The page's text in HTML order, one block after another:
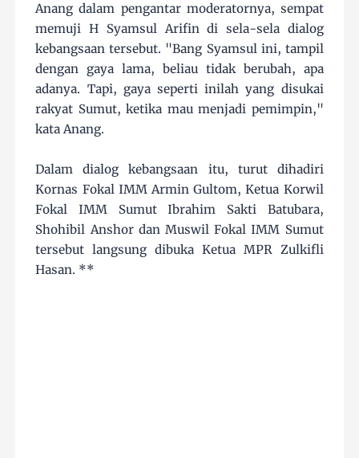
Anang dalam pengantar moderatornya, sempat
memuji H Syamsul Arifin di sela-sela dialog
kebangsaan tersebut. "Bang Syamsul ini, tampil
dengan gaya lama, beliau tidak berubah, apa
adanya. Tapi, gaya seperti inilah yang disukai
rakyat Sumut, ketika mau menjadi pemimpin,"
kata Anang.
Dalam dialog kebangsaan itu, turut dihadiri
Kornas Fokal IMM Armin Gultom, Ketua Korwil
Fokal IMM Sumut Ibrahim Sakti Batubara,
Shohibil Anshor dan Muswil Fokal IMM Sumut
tersebut langsung dibuka Ketua MPR Zulkifli
Hasan. **